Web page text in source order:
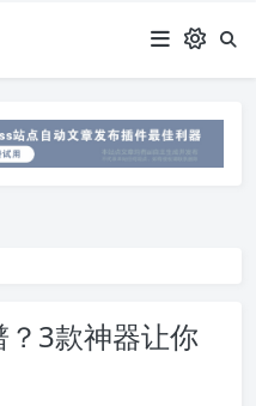
3款神器让你